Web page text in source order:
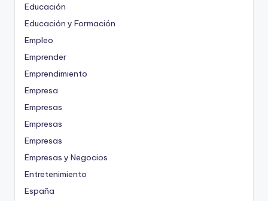
Educación
Educación y Formación
Empleo
Emprender
Emprendimiento
Empresa
Empresas
Empresas
Empresas
Empresas y Negocios
Entretenimiento
España